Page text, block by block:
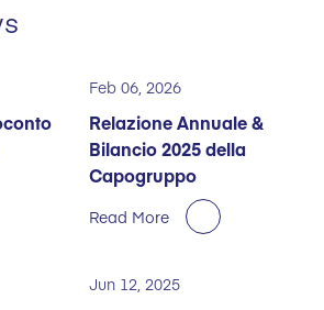
Feb 06, 2026
Relazione Annuale &
Bilancio 2025 della
Capogruppo
Read More
Jun 12, 2025